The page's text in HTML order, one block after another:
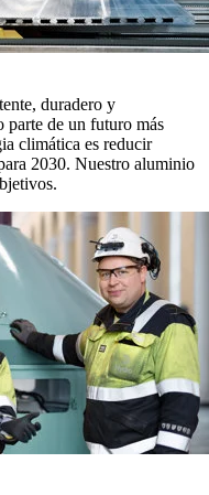
duradero y
parte de un futuro más
climática es reducir
2030. Nuestro aluminio